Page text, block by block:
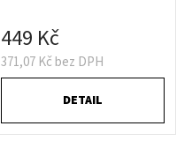
371,07 Kč bez DPH
449 Kč
DETAIL